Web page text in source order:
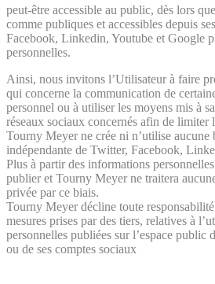
peut-être accessible au public, dès lors
comme publiques et accessibles depuis
Facebook, Linkedin, Youtube et Google
personnelles.
Ainsi, nous invitons l’Utilisateur à faire
qui concerne la communication de
personnel ou à utiliser les moyens mis à
réseaux sociaux concernés afin de limiter
Tourny Meyer ne crée ni n’utilise aucune
indépendante de Twitter, Facebook,
Plus à partir des informations
publier et Tourny Meyer ne traitera
privée par ce biais.
Tourny Meyer décline toute
mesures prises par des tiers, relatives à
personnelles publiées sur l’espace public
ou de ses comptes sociaux